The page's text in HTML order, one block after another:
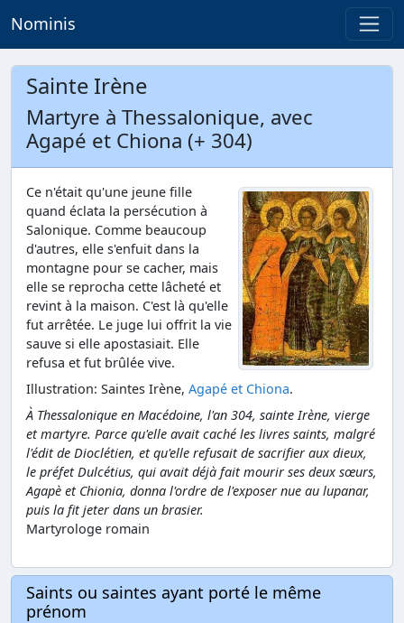
Nominis
Sainte Irène
Martyre à Thessalonique, avec
Agapé et Chiona (+ 304)
Ce n'était qu'une jeune fille
quand éclata la persécution à
Salonique. Comme beaucoup
d'autres, elle s'enfuit dans la
montagne pour se cacher, mais
elle se reprocha cette lâcheté et
revint à la maison. C'est là qu'elle
fut arrêtée. Le juge lui offrit la vie
sauve si elle apostasiait. Elle
refusa et fut brûlée vive.
Illustration: Saintes Irène, Agapé et Chiona.
À Thessalonique en Macédoine, l'an 304, sainte Irène, vierge
et martyre. Parce qu'elle avait caché les livres saints, malgré
l'édit de Dioclétien, et qu'elle refusait de sacrifier aux dieux,
le préfet Dulcétius, qui avait déjà fait mourir ses deux sœurs,
Agapè et Chionia, donna l'ordre de l'exposer nue au lupanar,
puis la fit jeter dans un brasier.
Martyrologe romain
Saints ou saintes ayant porté le même
prénom